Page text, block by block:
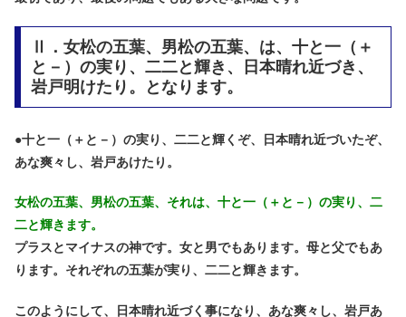
Ⅱ．女松の五葉、男松の五葉、は、十と一（＋
と－）の実り、二二と輝き、日本晴れ近づき、
岩戸明けたり。となります。
●十と一（＋と－）の実り、二二と輝くぞ、日本晴れ近づいたぞ、
あな爽々し、岩戸あけたり。
女松の五葉、男松の五葉、それは、十と一（＋と－）の実り、二
二と輝きます。
プラスとマイナスの神です。女と男でもあります。母と父でもあ
ります。それぞれの五葉が実り、二二と輝きます。
このようにして、日本晴れ近づく事になり、あな爽々し、岩戸あ